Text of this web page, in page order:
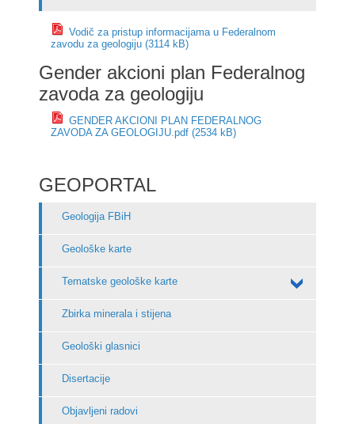
Vodič za pristup informacijama u Federalnom
zavodu za geologiju (3114 kB)
Gender akcioni plan Federalnog
zavoda za geologiju
GENDER AKCIONI PLAN FEDERALNOG
ZAVODA ZA GEOLOGIJU.pdf (2534 kB)
GEOPORTAL
Geologija FBiH
Geološke karte
Tematske geološke karte
Zbirka minerala i stijena
Geološki glasnici
Disertacije
Objavljeni radovi